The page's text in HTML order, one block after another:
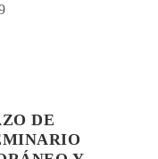
DE